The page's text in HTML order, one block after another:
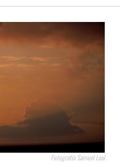
Fotografía Samuel Leal